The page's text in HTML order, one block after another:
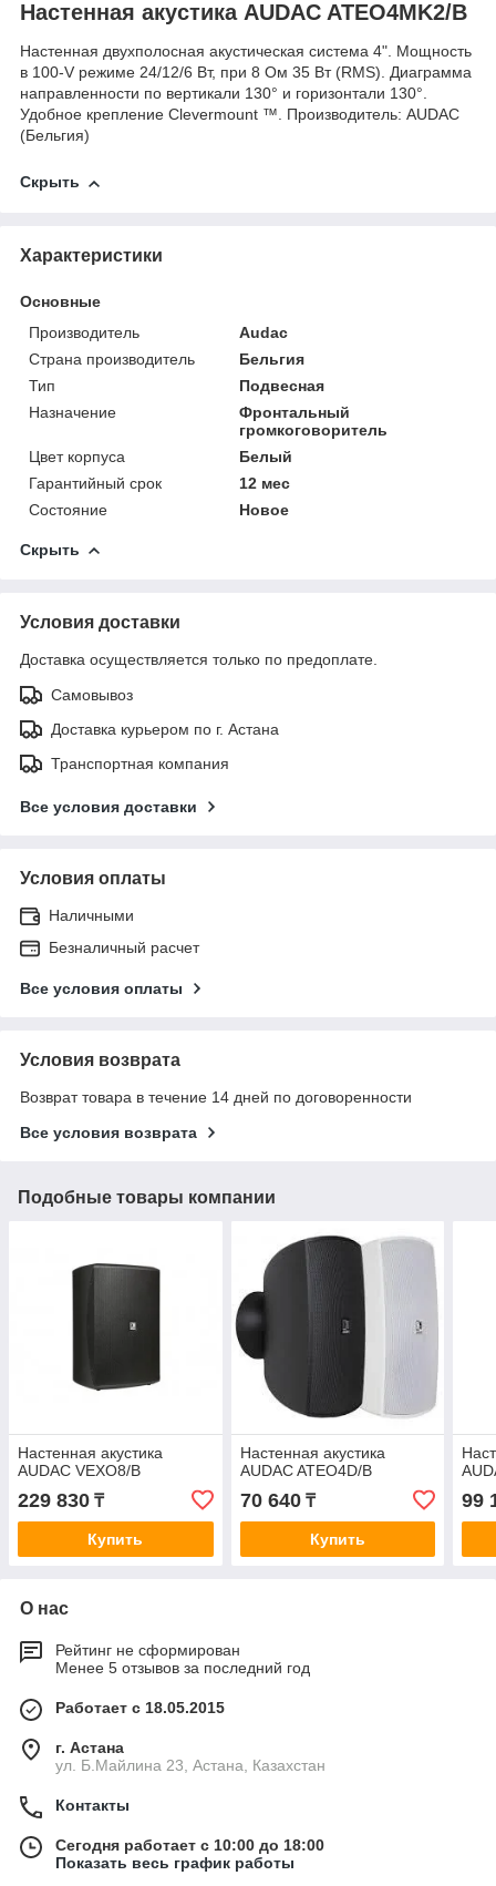
Настенная акустика AUDAC ATEO4MK2/B
Настенная двухполосная акустическая система 4". Мощность
в 100-V режиме 24/12/6 Вт, при 8 Ом 35 Вт (RMS). Диаграмма
направленности по вертикали 130° и горизонтали 130°.
Удобное крепление Clevermount ™. Производитель: AUDAC
(Бельгия)
Скрыть
Характеристики
Основные
Производитель
Audac
Страна производитель
Бельгия
Тип
Подвесная
Назначение
Фронтальный
громкоговоритель
Цвет корпуса
Белый
Гарантийный срок
12 мес
Состояние
Новое
Скрыть
Условия доставки
Доставка осуществляется только по предоплате.
Самовывоз
Доставка курьером по г. Астана
Транспортная компания
Все условия доставки
Условия оплаты
Наличными
Безналичный расчет
Все условия оплаты
Условия возврата
Возврат товара в течение 14 дней по договоренности
Все условия возврата
Подобные товары компании
Настенная акустика
AUDAC VEXO8/B
229 830 ₸
Купить
Настенная акустика
AUDAC ATEO4D/B
70 640₸
Купить
99
О нас
Рейтинг не сформирован
Менее 5 отзывов за последний год
Работает с 18.05.2015
г. Астана
ул. Б.Майлина 23, Астана, Казахстан
Контакты
Сегодня работает с 10:00 до 18:00
Показать весь график работы